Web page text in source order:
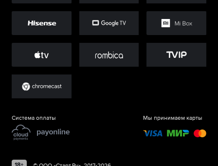
Система оплаты Мы принимаем карты